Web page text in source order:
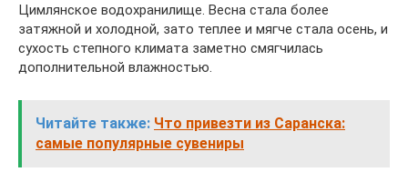
Цимлянское водохранилище. Весна стала более
затяжной и холодной, зато теплее и мягче стала осень, и
сухость степного климата заметно смягчилась
дополнительной влажностью.
Читайте также: Что привезти из Саранска:
самые популярные сувениры